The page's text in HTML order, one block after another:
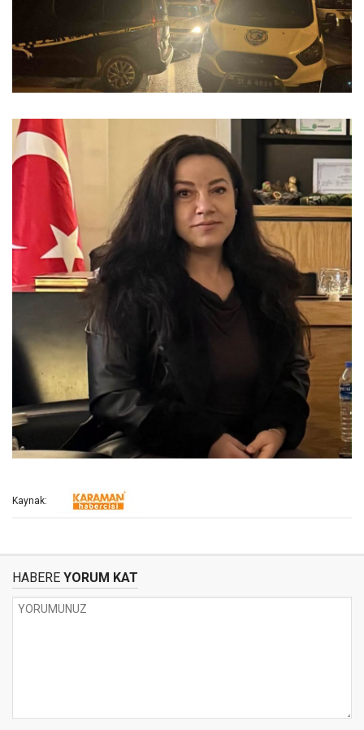
Kaynak:
HABERE YORUM KAT